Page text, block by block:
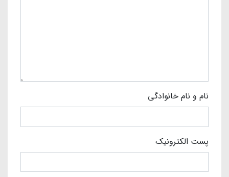
نام و نام خانوادگی
پست الکترونیک